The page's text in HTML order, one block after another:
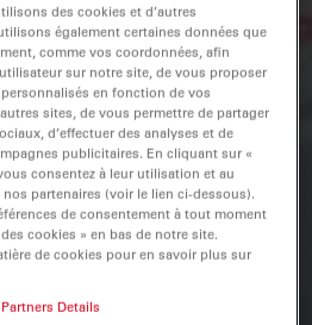
des cookies et d’autres
également certaines données que
comme vos coordonnées, afin
sur notre site, de vous proposer
en fonction de vos
sites, de vous permettre de partager
d’effectuer des analyses et de
publicitaires. En cliquant sur «
consentez à leur utilisation et au
partenaires (voir le lien ci-dessous).
de consentement à tout moment
cookies » en bas de notre site.
de cookies pour en savoir plus sur
Details